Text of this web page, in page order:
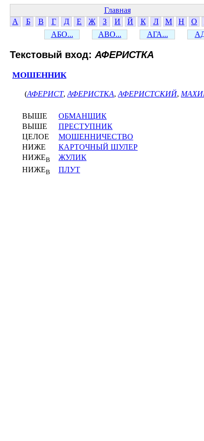
Главная
А
Б В Г Д Е Ж З И Й К Л М Н О
АБО...
АВО... АГА...
Текстовый вход: АФЕРИСТКА
МОШЕННИК
(АФЕРИСТ, АФЕРИСТКА, АФЕРИСТСКИЙ,
ВЫШЕ
ОБМАНЩИК
ВЫШЕ
ПРЕСТУПНИК
ЦЕЛОЕ
МОШЕННИЧЕСТВО
НИЖЕ
КАРТОЧНЫЙ ШУЛЕР
НИЖЕВ
ЖУЛИК
НИЖЕВ ПЛУТ